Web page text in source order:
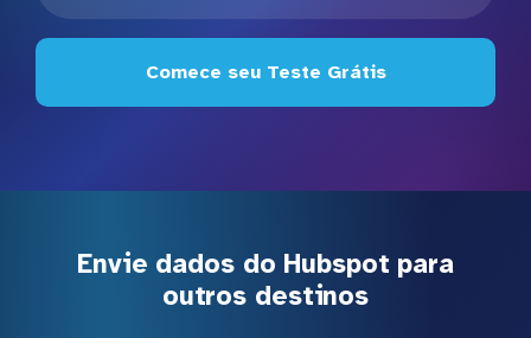
Comece seu Teste Grátis
Envie dados do Hubspot para
outros destinos